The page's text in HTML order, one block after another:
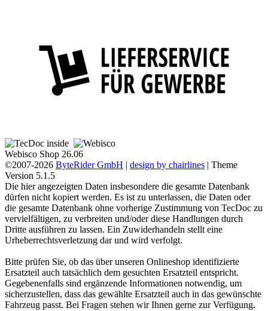
Webisco Shop 26.06
©2007-2026 ByteRider GmbH | design by chairlines | Theme
Version 5.1.5
Die hier angezeigten Daten insbesondere die gesamte Datenbank
dürfen nicht kopiert werden. Es ist zu unterlassen, die Daten oder
die gesamte Datenbank ohne vorherige Zustimmung von TecDoc zu
vervielfältigen, zu verbreiten und/oder diese Handlungen durch
Dritte ausführen zu lassen. Ein Zuwiderhandeln stellt eine
Urheberrechtsverletzung dar und wird verfolgt.
Bitte prüfen Sie, ob das über unseren Onlineshop identifizierte
Ersatzteil auch tatsächlich dem gesuchten Ersatzteil entspricht.
Gegebenenfalls sind ergänzende Informationen notwendig, um
sicherzustellen, dass das gewählte Ersatzteil auch in das gewünschte
Fahrzeug passt. Bei Fragen stehen wir Ihnen gerne zur Verfügung.